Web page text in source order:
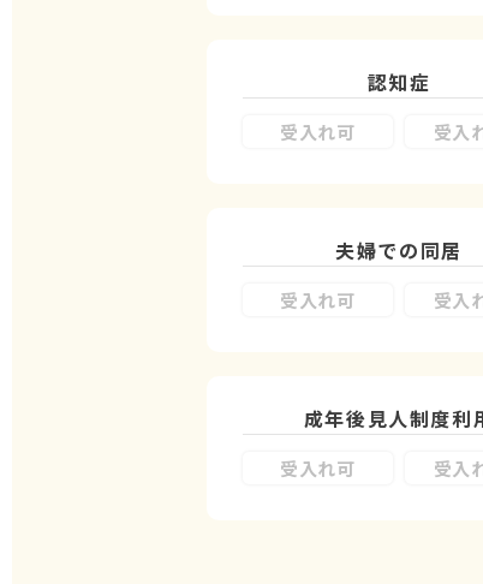
認知症
受入れ可 受入
夫婦での同居
受入れ可 受入
成年後見人制度利
受入れ可 受入